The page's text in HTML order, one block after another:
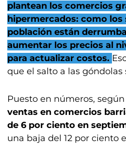
plantean los comercios
hipermercados: como los
población están
aumentar los precios al
para actualizar costos.
que el salto a las
Puesto en números,
ventas en comercios
de 6 por ciento en
una baja del 12 por ciento